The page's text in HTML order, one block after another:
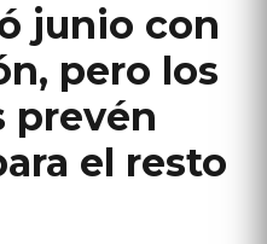
junio con
pero los
prevén
el resto